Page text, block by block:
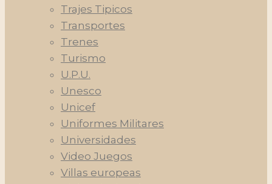
Trajes Tipicos
Transportes
Trenes
Turismo
U.P.U.
Unesco
Unicef
Uniformes Militares
Universidades
Video Juegos
Villas europeas